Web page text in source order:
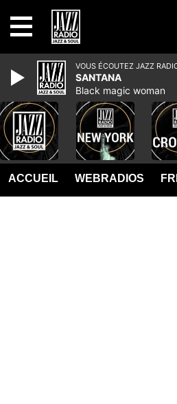
ACCUEIL WEBRADIOS
VOUS ÉCOUTEZ JAZZ
SANTANA
Black magic woman